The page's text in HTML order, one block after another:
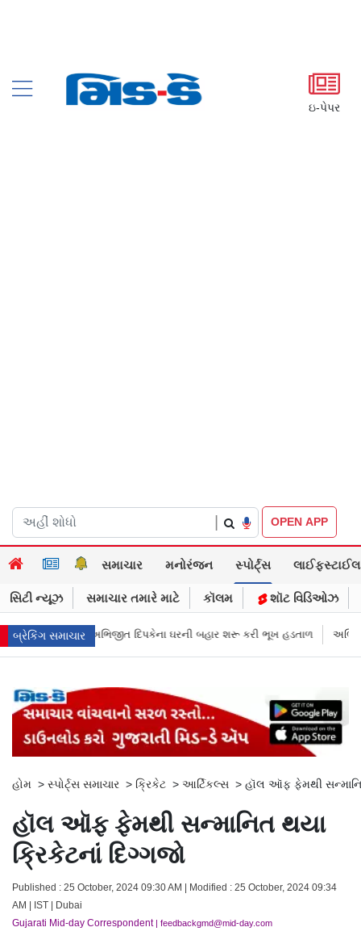
ઇ-પેપર
OPEN APP
સમાચાર મનોરંજન સ્પોર્ટ્સ લાઈફસ્ટાઈલ
સિટી ન્યૂઝ સમાચાર તમારે માટે કૉલમ શૉટ વિડિઓઝ
બ્રેકિંગ સમાચાર
બહાર શરૂ કરી ભૂખ હડતાળ અભિજીત દિપકેએ CJPની નવી નીતિ જાહેર કરી,
હોમ > સ્પોર્ટ્સ સમાચાર > ક્રિકેટ > આર્ટિકલ્સ > હૉલ ઑફ ફેમથી
હૉલ ઑફ ફેમથી સન્માનિત થયા
ક્રિકેટનાં દિગ્ગજો
Published : 25 October, 2024 09:30 AM | Modified : 25 October, 2024 09:34
AM | IST | Dubai
Gujarati Mid-day Correspondent| feedbackgmd@mid-day.com